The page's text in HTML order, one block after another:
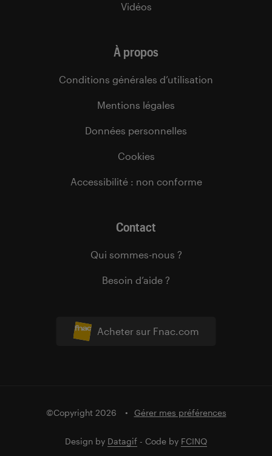
Acheter sur Fnac.com
Vidéos
À propos
Conditions générales d’utilisation
Mentions légales
Données personnelles
Cookies
Accessibilité : non conforme
Contact
Qui sommes-nous ?
Besoin d’aide ?
©Copyright 2026 Gérer mes préférences
Design by Datagif - Code by FCINQ